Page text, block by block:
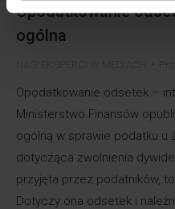
Opodatkowanie
ogólna
Opodatkowanie odsetek –
Ministerstwo Finansów
ogólną w sprawie podatku u
dotycząca zwolnienia
przyjęta przez podatników,
Dotyczy ona odsetek i